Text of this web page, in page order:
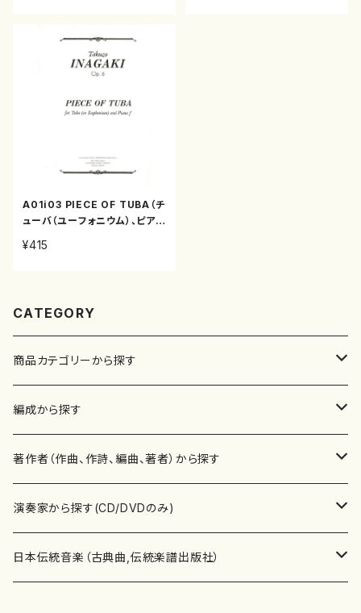
A01i03 PIECE OF TUBA（チ
ューバ（ユーフォニウム）、ピア
¥415
CATEGORY
商品カテゴリーから探す
楽譜
書籍
書籍
テキストブック
CD・DVD
チケット
編成から探す
邦楽器
箏・琴（ソロ）
箏・琴（合奏）
合唱
混声合唱
歌・声
著作者（作曲、作詩、編曲、著者）から探す
あ行
青木省三(アオキ ショウゾウ)
か行
演奏家から探す(CD/DVDのみ)
邦楽（箏、三味線、尺八等）演奏家
日本伝統音楽（古典曲,伝統楽譜出版社）